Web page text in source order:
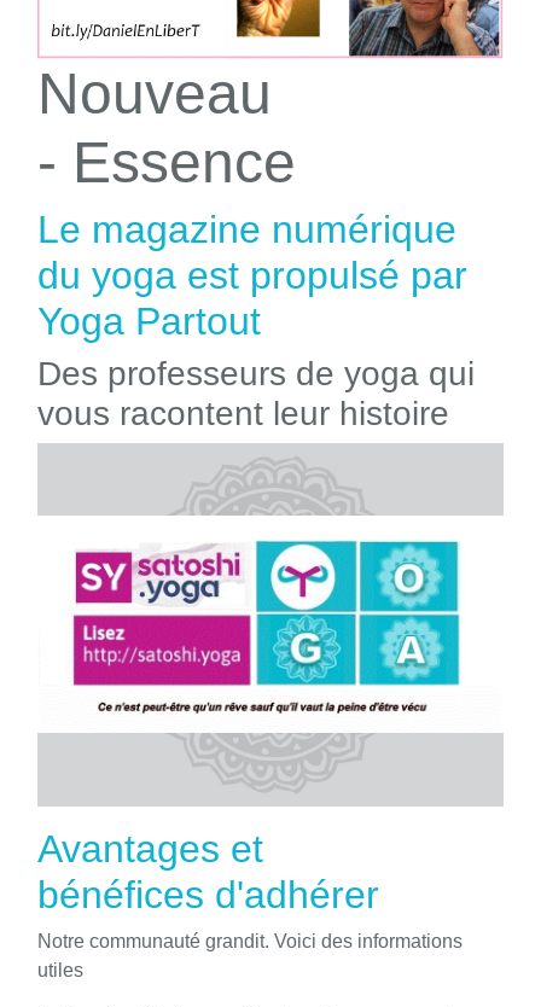
Nouveau
- Essence
Le magazine numérique
du yoga est propulsé par
Yoga Partout
Des professeurs de yoga qui
vous racontent leur histoire
Avantages et
bénéfices d'adhérer
Notre communauté grandit. Voici des informations
utiles